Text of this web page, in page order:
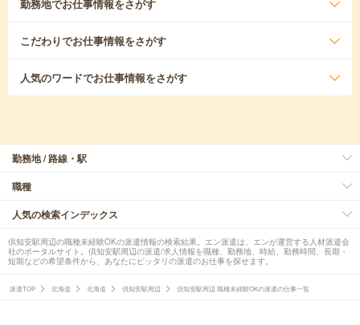
勤務地でお仕事情報をさがす
こだわりでお仕事情報をさがす
人気のワードでお仕事情報をさがす
勤務地 / 路線・駅
職種
人気の検索インデックス
倶知安駅周辺の職種未経験OKの派遣情報の検索結果。エン派遣は、エンが運営する人材派遣会
社のポータルサイト。倶知安駅周辺の派遣/求人情報を職種、勤務地、時給、勤務時間、長期・
短期などの希望条件から、あなたにピッタリの派遣のお仕事を探せます。
派遣TOP 北海道 北海道 倶知安駅周辺 倶知安駅周辺 職種未経験OKの派遣の仕事一覧